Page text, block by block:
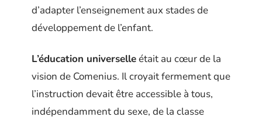
d’adapter l’enseignement aux stades de
développement de l’enfant.
L’éducation universelleétait au cœur de la
vision de Comenius. Il croyait fermement que
l’instruction devait être accessible à tous,
indépendamment du sexe, de la classe